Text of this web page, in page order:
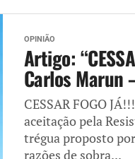
OPINIÃO
Artigo:
Carlos Marun
CESSAR FOGO
aceitação pela
trégua proposto
razões de sobra...